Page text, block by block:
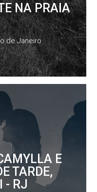
NA PRAIA
de Janeiro
E
TARDE,
- RJ